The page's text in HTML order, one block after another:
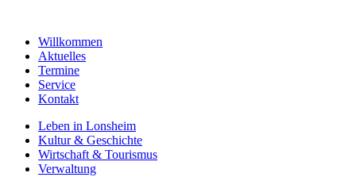
Willkommen
Aktuelles
Termine
Service
Kontakt
Leben in Lonsheim
Kultur & Geschichte
Wirtschaft & Tourismus
Verwaltung